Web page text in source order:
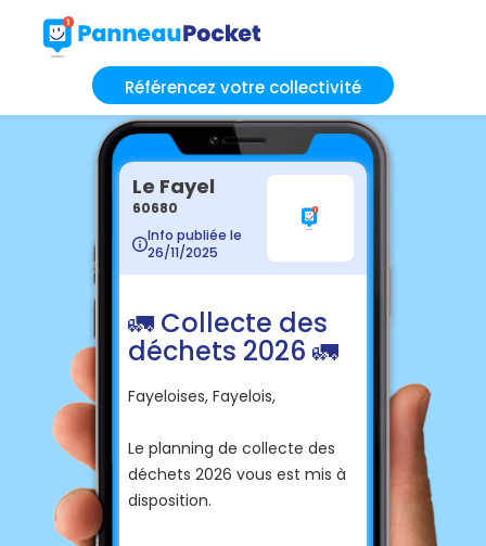
Référencez votre collectivité
Le Fayel
60680
Info publiée le
26/11/2025
🚛 Collecte des
déchets 2026 🚛
Fayeloises, Fayelois,
Le planning de collecte des
déchets 2026 vous est mis à
disposition.